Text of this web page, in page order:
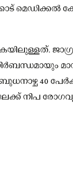
മെഡിക്കൽ
ബുധനാഴ്ച 40
നിപ